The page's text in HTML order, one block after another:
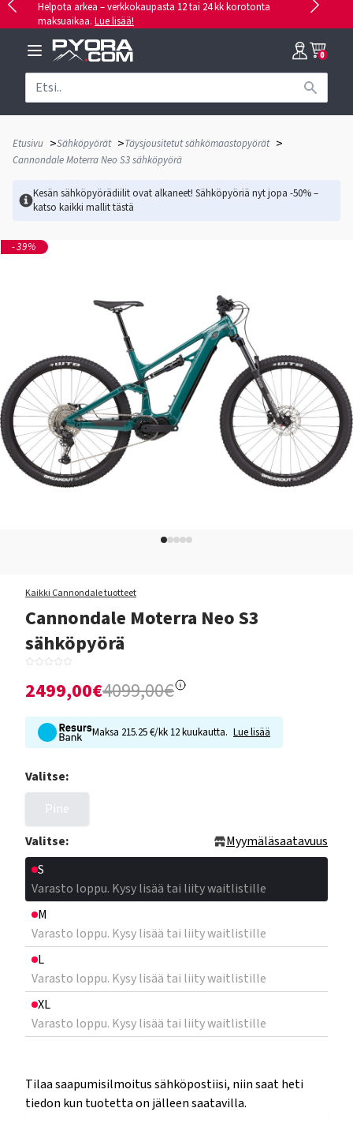
Helpota arkea – verkkokaupasta 12 tai 24 kk korotonta
maksuaikaa. Lue lisää!
0
Etusivu >Sähköpyörät >Täysjousitetut sähkömaastopyörät >
Cannondale Moterra Neo S3 sähköpyörä
Kesän sähköpyörädiilit ovat alkaneet! Sähköpyöriä nyt jopa -50% –
katso kaikki mallittästä
-39%
Kaikki Cannondale tuotteet
Cannondale Moterra Neo S3
sähköpyörä
2499,00€4099,00€
Maksa 215.25 €/kk 12 kuukautta. Lue lisää
Valitse:
Pine
Valitse:
Myymäläsaatavuus
S
Varasto loppu. Kysy lisää tai liity waitlistille
M
Varasto loppu. Kysy lisää tai liity waitlistille
L
Varasto loppu. Kysy lisää tai liity waitlistille
XL
Varasto loppu. Kysy lisää tai liity waitlistille
Tilaa saapumisilmoitus sähköpostiisi, niin saat heti
tiedon kun tuotetta on jälleen saatavilla.